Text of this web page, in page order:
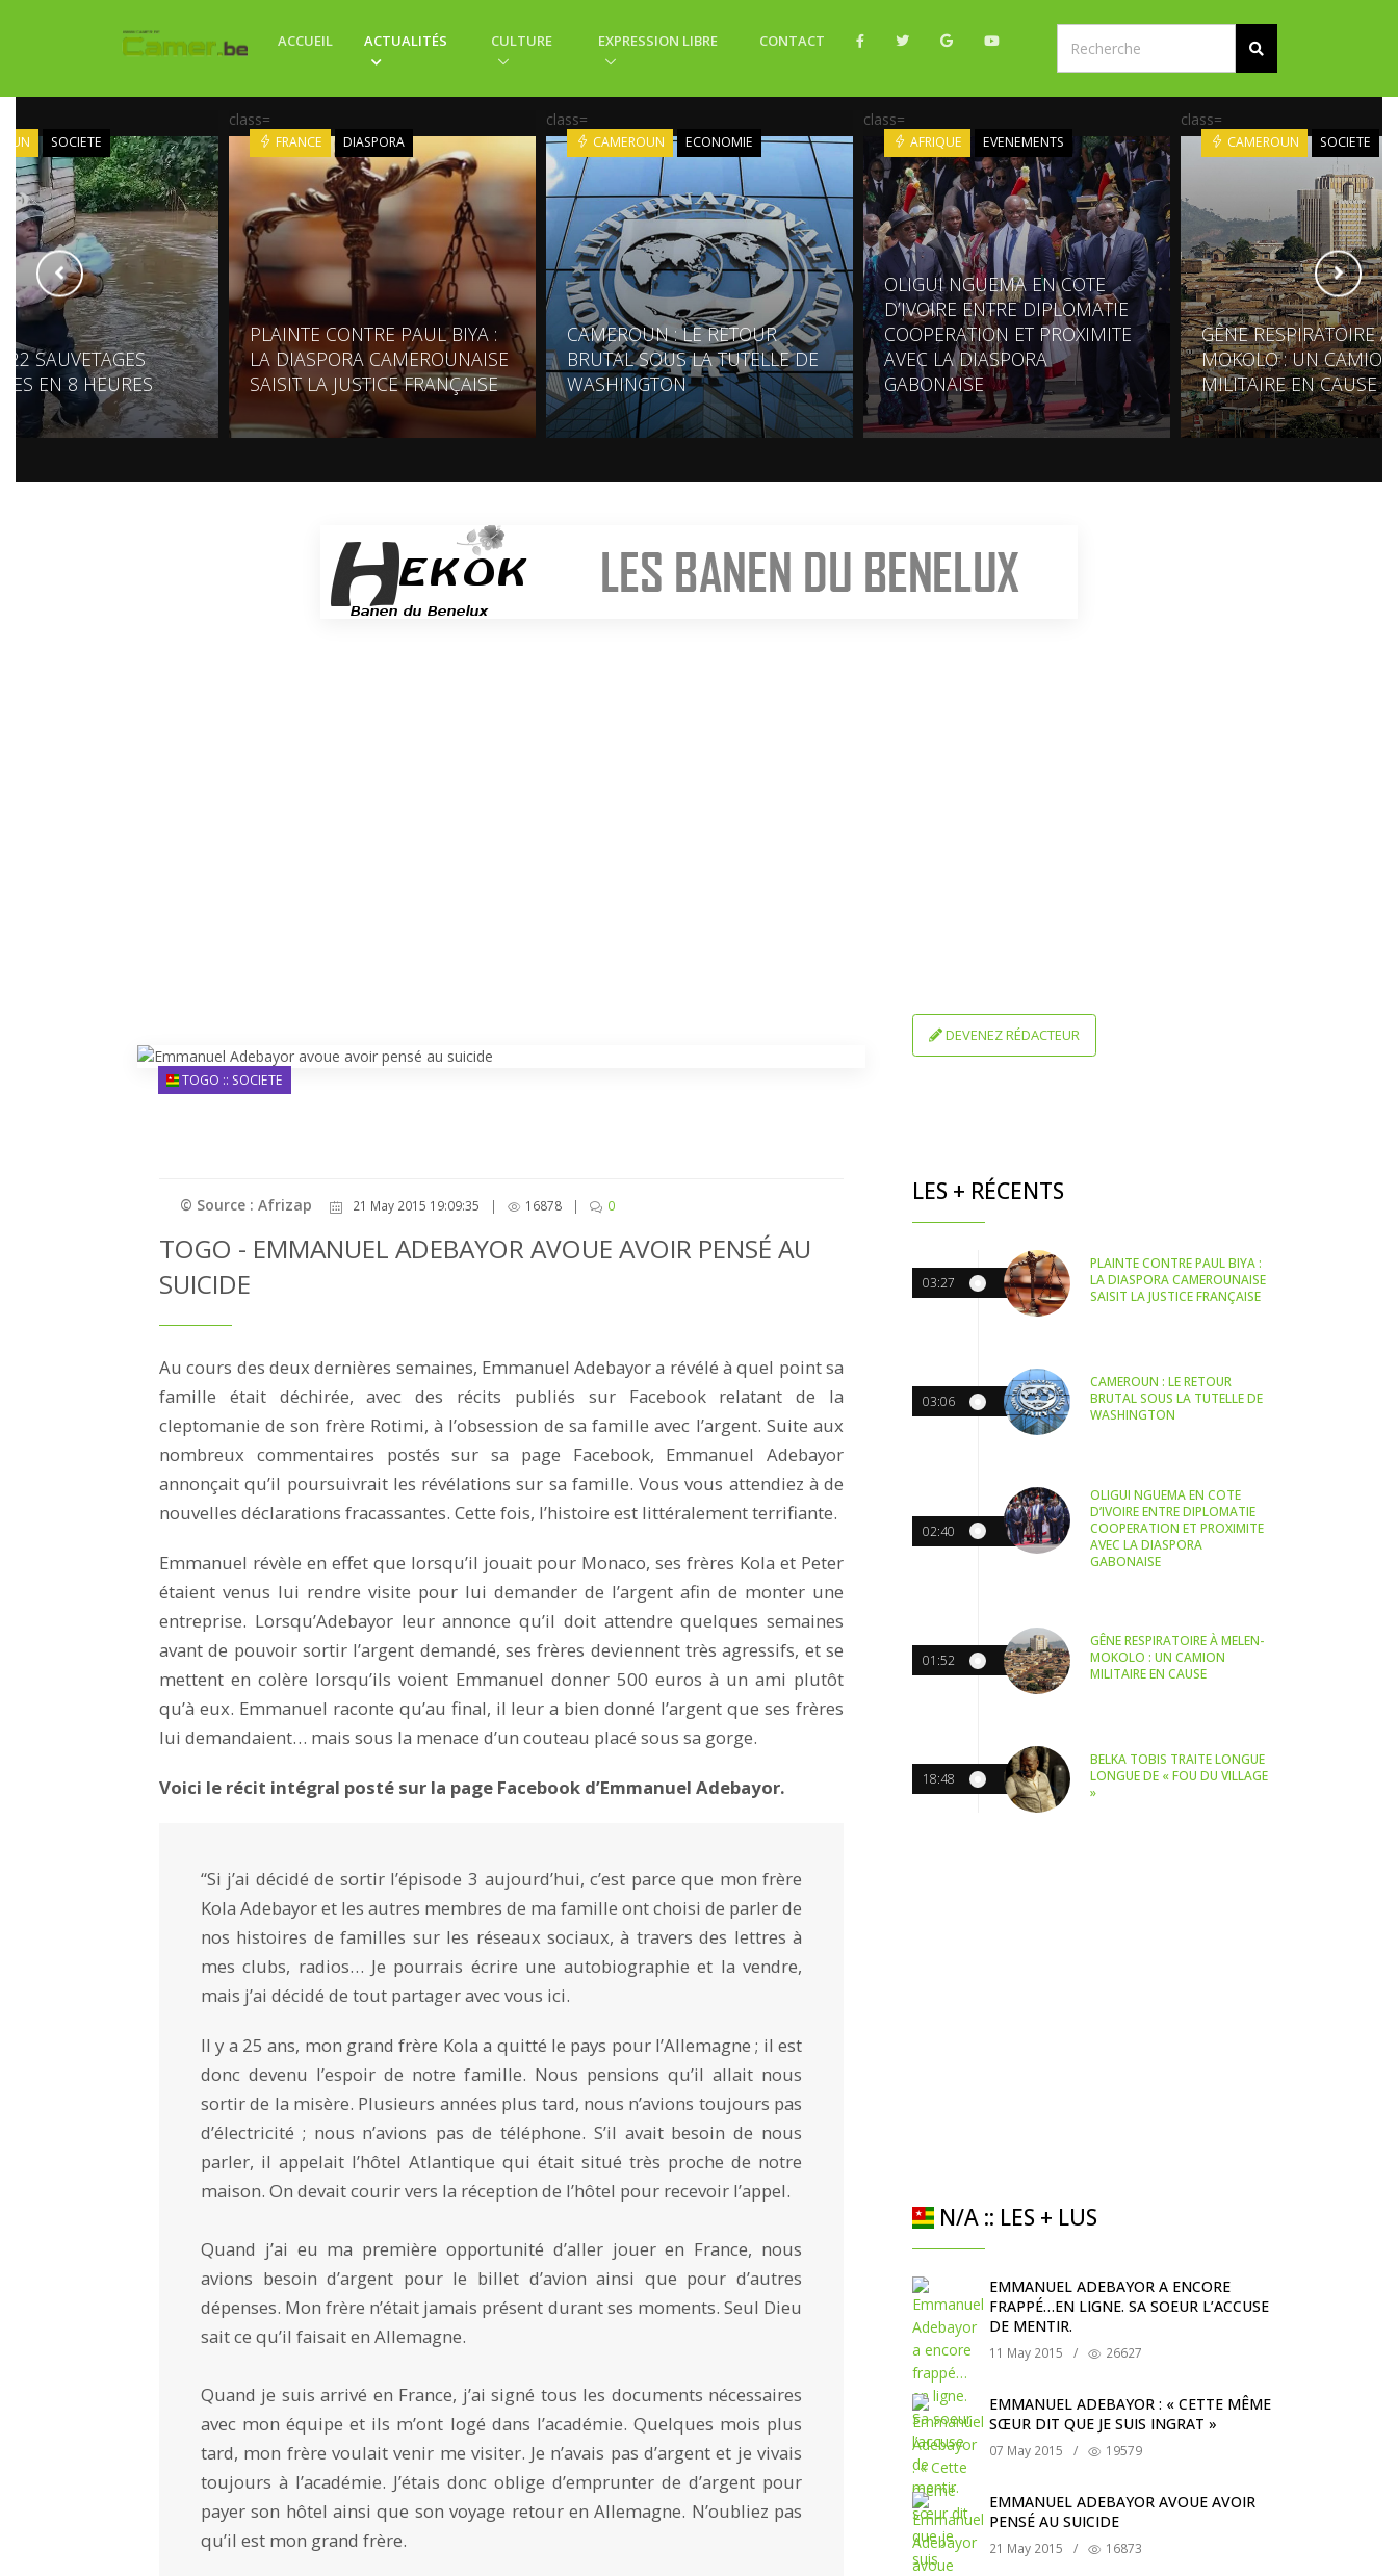
ACCUEIL ACTUALITÉS CULTURE EXPRESSION LIBRE CONTACT
SOCIETE
22 SAUVETAGES
EN 8 HEURES
class=
FRANCE DIASPORA
PLAINTE CONTRE PAUL BIYA :
LA DIASPORA CAMEROUNAISE
SAISIT LA JUSTICE FRANÇAISE
class=
CAMEROUN ECONOMIE
CAMEROUN : LE RETOUR
BRUTAL SOUS LA TUTELLE DE
WASHINGTON
class=
AFRIQUE EVENEMENTS
OLIGUI NGUEMA EN COTE
D’IVOIRE ENTRE DIPLOMATIE
COOPERATION ET PROXIMITE
AVEC LA DIASPORA
GABONAISE
class=
CAMEROUN SOCIETE
GÊNE RESPIRATOIRE
MOKOLO : UN CAMION
MILITAIRE EN CAUSE
TOGO :: SOCIETE
© Source : Afrizap 21 May 2015 19:09:35 | 16878 | 0
TOGO - EMMANUEL ADEBAYOR AVOUE AVOIR PENSÉ AU
SUICIDE
Au cours des deux dernières semaines, Emmanuel Adebayor a révélé à quel point sa
famille était déchirée, avec des récits publiés sur Facebook relatant de la
cleptomanie de son frère Rotimi, à l’obsession de sa famille avec l’argent. Suite aux
nombreux commentaires postés sur sa page Facebook, Emmanuel Adebayor
annonçait qu’il poursuivrait les révélations sur sa famille. Vous vous attendiez à de
nouvelles déclarations fracassantes. Cette fois, l’histoire est littéralement terrifiante.
Emmanuel révèle en effet que lorsqu’il jouait pour Monaco, ses frères Kola et Peter
étaient venus lui rendre visite pour lui demander de l’argent afin de monter une
entreprise. Lorsqu’Adebayor leur annonce qu’il doit attendre quelques semaines
avant de pouvoir sortir l’argent demandé, ses frères deviennent très agressifs, et se
mettent en colère lorsqu’ils voient Emmanuel donner 500 euros à un ami plutôt
qu’à eux. Emmanuel raconte qu’au final, il leur a bien donné l’argent que ses frères
lui demandaient… mais sous la menace d’un couteau placé sous sa gorge.
Voici le récit intégral posté sur la page Facebook d’Emmanuel Adebayor.
“Si j’ai décidé de sortir l’épisode 3 aujourd’hui, c’est parce que mon frère
Kola Adebayor et les autres membres de ma famille ont choisi de parler de
nos histoires de familles sur les réseaux sociaux, à travers des lettres à
mes clubs, radios… Je pourrais écrire une autobiographie et la vendre,
mais j’ai décidé de tout partager avec vous ici.
Il y a 25 ans, mon grand frère Kola a quitté le pays pour l’Allemagne ; il est
donc devenu l’espoir de notre famille. Nous pensions qu’il allait nous
sortir de la misère. Plusieurs années plus tard, nous n’avions toujours pas
d’électricité ; nous n’avions pas de téléphone. S’il avait besoin de nous
parler, il appelait l’hôtel Atlantique qui était situé très proche de notre
maison. On devait courir vers la réception de l’hôtel pour recevoir l’appel.
Quand j’ai eu ma première opportunité d’aller jouer en France, nous
avions besoin d’argent pour le billet d’avion ainsi que pour d’autres
dépenses. Mon frère n’était jamais présent durant ses moments. Seul Dieu
sait ce qu’il faisait en Allemagne.
Quand je suis arrivé en France, j’ai signé tous les documents nécessaires
avec mon équipe et ils m’ont logé dans l’académie. Quelques mois plus
tard, mon frère voulait venir me visiter. Je n’avais pas d’argent et je vivais
toujours à l’académie. J’étais donc oblige d’emprunter de d’argent pour
payer son hôtel ainsi que son voyage retour en Allemagne. N’oubliez pas
qu’il est mon grand frère.
DEVENEZ RÉDACTEUR
LES + RÉCENTS
03:27
PLAINTE CONTRE PAUL BIYA :
LA DIASPORA CAMEROUNAISE
SAISIT LA JUSTICE FRANÇAISE
03:06
CAMEROUN : LE RETOUR
BRUTAL SOUS LA TUTELLE DE
WASHINGTON
02:40
OLIGUI NGUEMA EN COTE
D’IVOIRE ENTRE DIPLOMATIE
COOPERATION ET PROXIMITE
AVEC LA DIASPORA
GABONAISE
01:52
GÊNE RESPIRATOIRE À MELEN-
MOKOLO : UN CAMION
MILITAIRE EN CAUSE
18:48
BELKA TOBIS TRAITE LONGUE
LONGUE DE « FOU DU VILLAGE
»
N/A :: LES + LUS
EMMANUEL ADEBAYOR A ENCORE
FRAPPÉ…EN LIGNE. SA SOEUR L’ACCUSE
DE MENTIR.
11 May 2015 / 26627
EMMANUEL ADEBAYOR : « CETTE MÊME
SŒUR DIT QUE JE SUIS INGRAT »
07 May 2015 / 19579
EMMANUEL ADEBAYOR AVOUE AVOIR
PENSÉ AU SUICIDE
21 May 2015 / 16873